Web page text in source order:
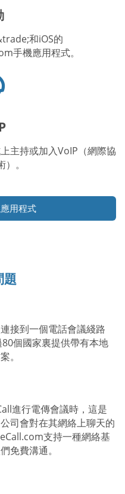
和iOS的
手機應用程式。
機
主持或加入VoIP（網際協
。
用程式
題
接到一個電話會議綫路
個國家裏提供帶有本地
。
進行電傳會議時，這是
司會對在其網絡上聊天的
支持一種網絡基
免費溝通。